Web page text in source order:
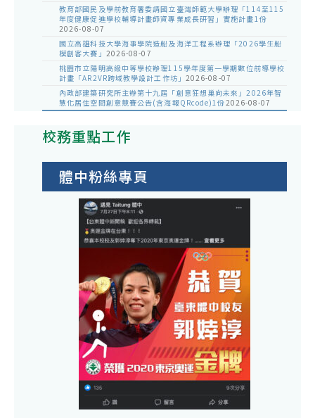
教育部國民及學前教育署委請國立臺灣師範大學辦理「114至115
年度健康促進學校輔導計畫師資專業成長研習」實施計畫1份
2026-08-07
國立高雄科技大學海事學院造船及海洋工程系辦理「2026學生船
模創客大賽」 2026-08-07
桃園市立陽明高級中等學校辦理115學年度第一學期數位前導學校
計畫「AR2VR跨域教學設計工作坊」 2026-08-07
內政部建築研究所主辦第十九屆「創意狂想巢向未來」2026年智
慧化居住空間創意競賽公告(含海報QRcode)1份2026-08-07
校務重點工作
體中粉絲專頁